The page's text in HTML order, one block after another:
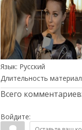
Язык: Русский
Длительность
Всего комментариев:
Войдите: